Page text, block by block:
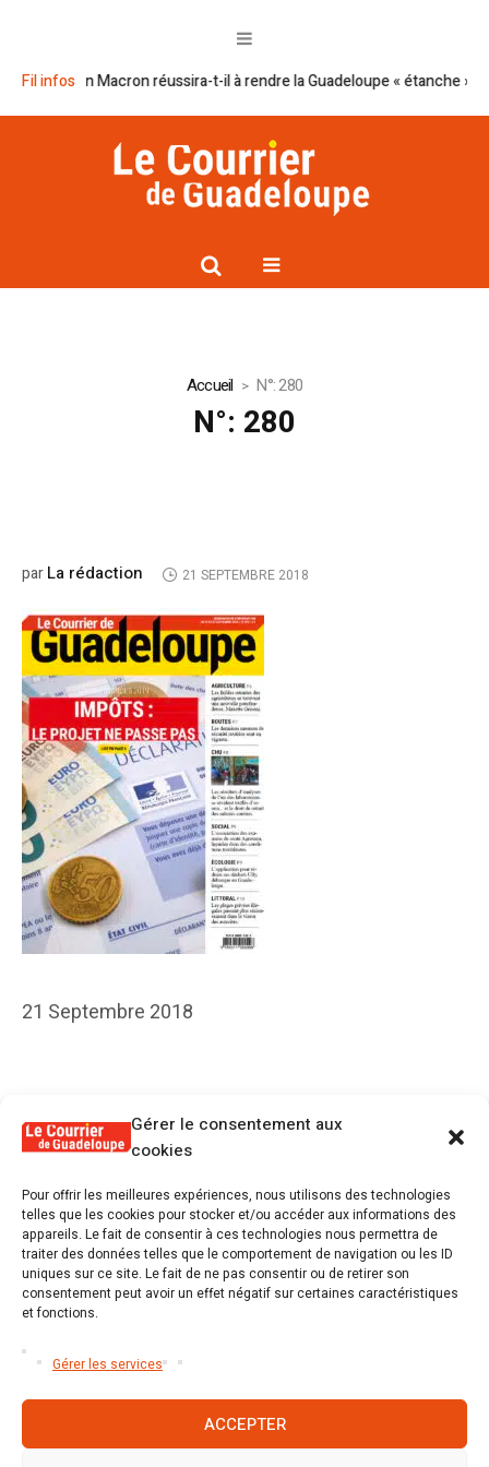
Gérer le consentement aux
cookies
Pour offrir les meilleures expériences, nous utilisons des technologies
telles que les cookies pour stocker et/ou accéder aux informations des
appareils. Le fait de consentir à ces technologies nous permettra de
traiter des données telles que le comportement de navigation ou les ID
uniques sur ce site. Le fait de ne pas consentir ou de retirer son
consentement peut avoir un effet négatif sur certaines caractéristiques
et fonctions.
Gérer les services
ACCEPTER
Fil infos
Le plan Macron réussira-t-il à rendre la Guadeloupe « étanche »
Accueil N°: 280
N°: 280
parLa rédaction 21 SEPTEMBRE 2018
21 Septembre 2018
N°: 279
SUIVANT KIOSQUE
N°: 281